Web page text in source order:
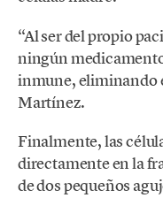
“Al ser del propio
ningún
inmune, eliminando
Martínez.
Finalmente, las
directamente en la
de dos pequeños